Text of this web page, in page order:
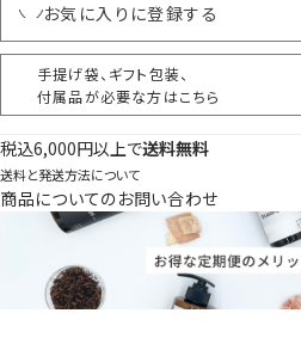
お気に入りに登録する
手提げ袋、ギフト包装、
付属品が必要な方はこちら
税込6,000円以上で送料無料
送料と発送方法について
商品についてのお問い合わせ